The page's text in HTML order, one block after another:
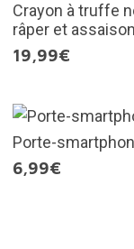
Crayon à truffe
râper et
19,99€
Porte-
6,99€